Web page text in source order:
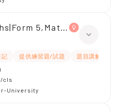
5,Maths
記 提供練習題/試題 題目講解
cls
University